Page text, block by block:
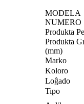
MODELA
NUMERO
Produkta
Produkta
(mm)
Marko
Koloro
Loĝado
Tipo